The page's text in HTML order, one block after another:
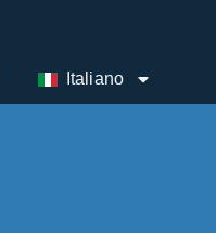
Italiano